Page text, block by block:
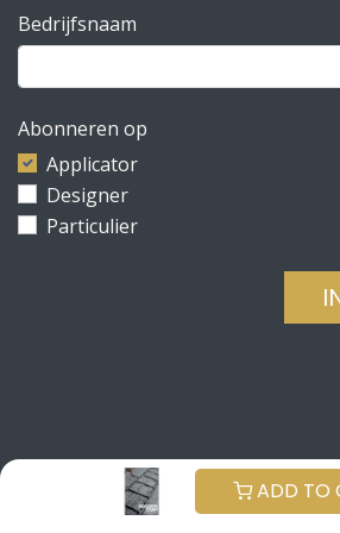
ADD TO
Bedrijfsnaam
Abonneren op
Applicator
Designer
Particulier
Copyright © Be Concrete
Aangeboden door - De